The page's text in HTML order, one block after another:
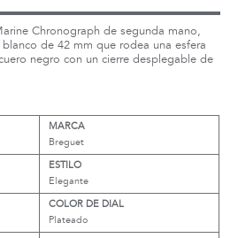
Chronograph de segunda mano,
de 42 mm que rodea una esfera
negro con un cierre desplegable de
MARCA
Breguet
ESTILO
Elegante
COLOR DE DIAL
Plateado